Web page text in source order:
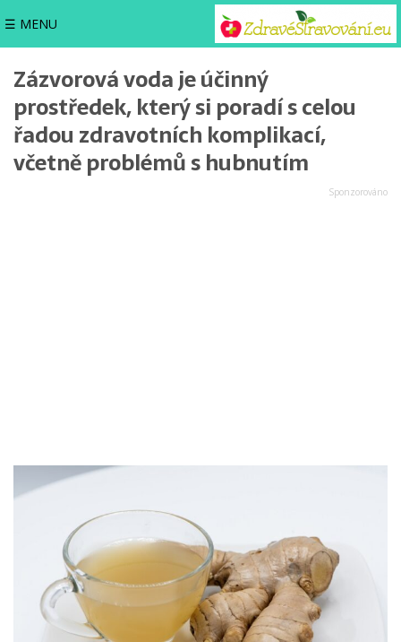
☰ MENU
Zázvorová voda je účinný
prostředek, který si poradí s celou
řadou zdravotních komplikací,
včetně problémů s hubnutím